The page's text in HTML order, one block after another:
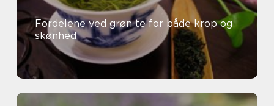
Fordelene ved grøn te for både krop og
skønhed